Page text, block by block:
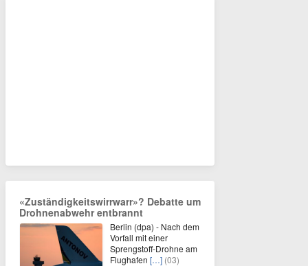
«Zuständigkeitswirrwarr»? Debatte um
Drohnenabwehr entbrannt
Berlin (dpa) - Nach dem
Vorfall mit einer
Sprengstoff-Drohne am
Flughafen […] (03)